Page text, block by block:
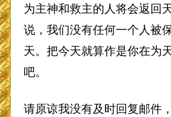
为主神和救主的人将会返回
说，我们没有任何一个人被
天。把今天就算作是你在为
吧。
请原谅我没有及时回复邮件